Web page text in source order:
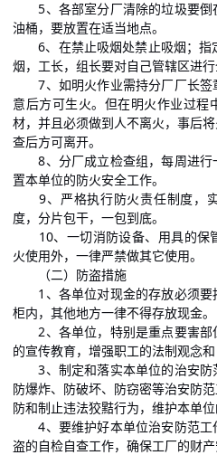
5、各部室分厂清除的垃圾要倒
油桶，要放置在适当地点。
6、在禁止吸烟处禁止吸烟；指
烟，工长，组长要对自己管辖区进行
7、如明火作业需持分厂厂长签
意后方可生火。但在明火作业过程
材，并且必须做到人不离火，事后
查后方可离开。
8、分厂成立检查组，每周进行
置本单位的防火安全工作。
9、严格执行防火责任制度，
度，分片包干，一包到底。
10、一切消防设备、用具的保
火使用外，一律严禁做其它使用。
（二）防盗措施
1、各单位对现金的存放必须要
柜内，其他地方一律不得存放现金。
2、各单位，特别是重点要害部
的宣传教育，增强职工的法制观念
3、制定和落实本单位的治安防
防爆炸、防破坏、防窃密等治安防
防和制止违法狡黠行为，维护本单位
4、要维护好本单位治安防范工
盗的自检自查工作，确保工厂的财产